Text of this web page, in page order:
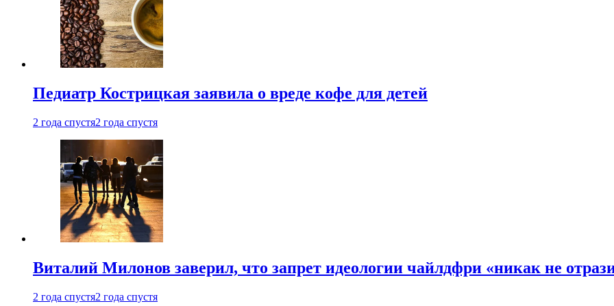
Педиатр Кострицкая заявила о вреде кофе для детей
2 года спустя2 года спустя
Виталий Милонов заверил, что запрет идеологии чайлдфри «никак не
2 года спустя2 года спустя